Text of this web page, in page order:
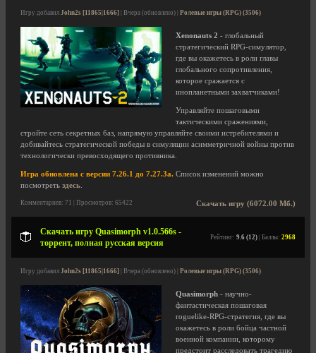
Игру добавил John2s [11865|1666] | Вчера (обновлено) | Ролевые игры (RPG) (3506)
Xenonauts 2 - глобальный
стратегический RPG-симулятор,
где вы окажетесь в роли главы
глобального сопротивления,
которое сражается с
инопланетными захватчиками!
Управляйте пошаговыми
тактическими сражениями,
стройте сеть секретных баз, напрямую управляйте своими истребителями и
добивайтесь стратегической победы в симуляции асимметричной войны против
технологически превосходящего противника.
Игра обновлена с версии 7.26.1 до 7.27.3a. Список изменений можно
посмотреть здесь
Скачать игру (6072.00 Мб.)
Комментариев: 71 | Просмотров: 65422
Скачать игру Quasimorph v1.0.566s -
торрент, полная русская версия
Рейтинг: 9.6 (12) | Баллы: 2968
Игру добавил John2s [11865|1666] | Вчера (обновлено) | Ролевые игры (RPG) (3506)
Quasimorph - научно-
фантастическая пошаговая
roguelike-RPG-стратегия, где вы
окажетесь в роли бойца частной
военной компании, которому
предстоит расследовать трагедию